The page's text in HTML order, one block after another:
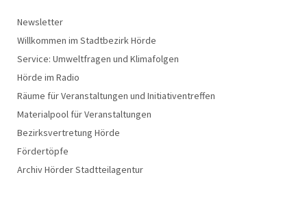
Newsletter
Willkommen im Stadtbezirk Hörde
Service: Umweltfragen und Klimafolgen
Hörde im Radio
Räume für Veranstaltungen und Initiativentreffen
Materialpool für Veranstaltungen
Bezirksvertretung Hörde
Fördertöpfe
Archiv Hörder Stadtteilagentur